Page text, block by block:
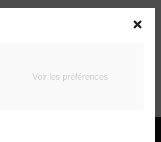
Voir les préférences